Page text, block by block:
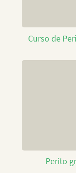
Curso de
Perito